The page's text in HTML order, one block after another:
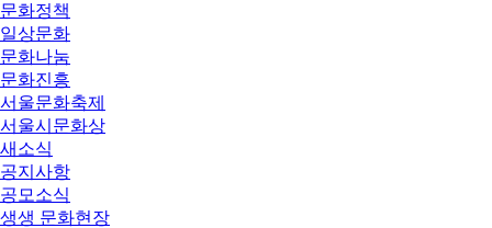
문화정책
일상문화
문화나눔
문화진흥
서울문화축제
서울시문화상
새소식
공지사항
공모소식
생생 문화현장